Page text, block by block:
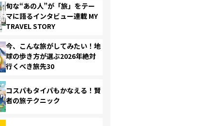
旬な“あの人”が「旅」をテー
マに語るインタビュー連載 MY
TRAVEL STORY
今、こんな旅がしてみたい！地
球の歩き方が選ぶ2026年絶対
行くべき旅先30
コスパもタイパもかなえる！賢
者の旅テクニック